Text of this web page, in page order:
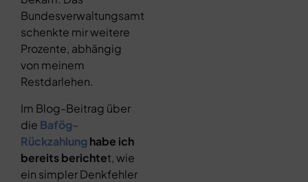
Bundesverwaltungsamt
schenkte mir weitere
Prozente, abhängig
von meinem
Restdarlehen.
Im Blog-Beitrag über
die Bafög-
Rückzahlung habe ich
bereits berichtet, wie
ein simpler Denkfehler